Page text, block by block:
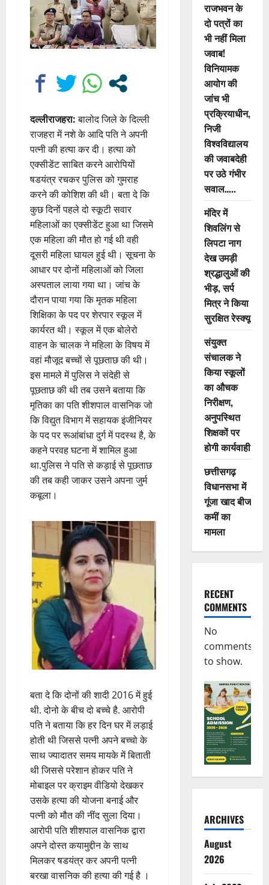
दल्लीराजहरा:बालोद जिले के दिल्ली
राजहरा में नशे के आदि पति ने अपनी
पत्नी की हत्या कर दी। हत्या को
एक्सीडेंट साबित करने आरोपियों
षडयंत्र रचकर पुलिस को गुमराह
करने की कोशिश की थी। बता दे कि
कुछ दिनों पहले दो स्कूटी सवार
महिलाओं का एक्सीडेंट हुआ था जिसमे
एक महिला की मौत हो गई थी वही
दूसरी महिला घायल हुई थी। सूचना के
आधार पर दोनों महिलाओं को जिला
अस्पताल लाया गया था। जांच के
दौरान पाया गया कि मृतक महिला
शिक्षिका के पद पर शेरपार स्कूल में
कार्यरत थी। स्कूल में एक बोलेरो
वाहन के चालक ने महिला के विषय में
वहां मौजूद बच्चों से पूछताछ की थी।
इस मामले में पुलिस ने संदेही से
पूछताछ की थी तब उसने बताया कि
मृतिका का पति शीशपाल वासनिक जो
कि विद्युत विभाग में सहायक इंजीनियर
के पद पर रूआंबांधा दुर्ग में पदस्थ है, के
कहने परवह घटना में शामिल हुआ
था.पुलिस ने पति से कड़ाई से पूछताछ
की तब कही जाकर उसने अपना जुर्म
कबूला।
बता दे कि दोनों की शादी 2016 में हुई
थी. दोनो के बीच दो बच्चे है. आरोपी
पति ने बताया कि हर दिन घर में लड़ाई
होती थी जिससे पत्नी अपने बच्चो के
साथ ज्यादातर समय मायके में बिताती
थी जिससे परेशान होकर पति ने
मोबाइल पर क्राइम वीडियो देखकर
उसके हत्या की योजना बनाई और
पत्नी को मौत की नींद सुला दिया।
आरोपी पति शीशपाल वासनिक द्वारा
अपने दोस्त कयामुद्दीन के साथ
मिलकर षडयंत्र कर अपनी पत्नी
बरखा वासनिक की हत्या की गई है ।
राजभवन के
दो पत्रों का
भी नहीं मिला
जवाब!
विनियामक
आयोग की
जांच भी
प्रक्रियाधीन,
निजी
विश्वविद्यालय
की जवाबदेही
पर उठे गंभीर
सवाल…..
मंदिर में
शिवलिंग से
लिपटा नाग
देख उमड़ी
श्रद्धालुओं की
भीड़, सर्प
मित्र ने किया
सुरक्षित रेस्क्यू
संयुक्त
संचालक ने
किया स्कूलों
का औचक
निरीक्षण,
अनुपस्थित
शिक्षकों पर
होगी कार्यवाही
छत्तीसगढ़
विधानसभा में
गूंजा खाद बीज
कमीं का
मामला
RECENT
COMMENTS
No
comments
to show.
ARCHIVES
August
2026